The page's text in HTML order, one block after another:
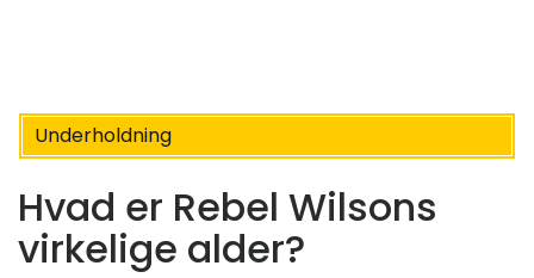
Underholdning
Hvad er Rebel Wilsons
virkelige alder?